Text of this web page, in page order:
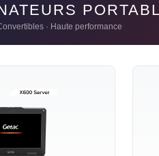
· Haute performance